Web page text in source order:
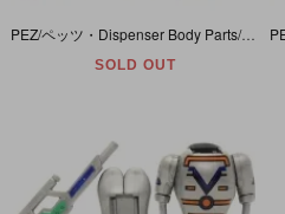
PEZ/ペッツ・Dispenser Body Parts/ディスペンサーボディパーツ 「U.S.Cavalry Horn player/騎兵ラッパ隊」
SOLD OUT